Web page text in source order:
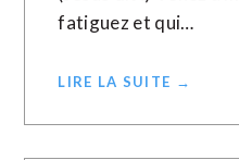
fatiguez et qui…
LIRE LA SUITE →